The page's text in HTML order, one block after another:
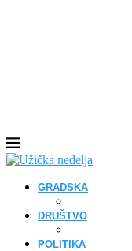
GRADSKA
DRUŠTVO
POLITIKA